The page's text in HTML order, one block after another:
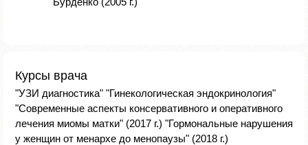
Курсы врача
"УЗИ диагностика" "Гинекологическая эндокринология"
"Современные аспекты консервативного и оперативного
лечения миомы матки" (2017 г.) "Гормональные нарушения
у женщин от менархе до менопаузы" (2018 г.)